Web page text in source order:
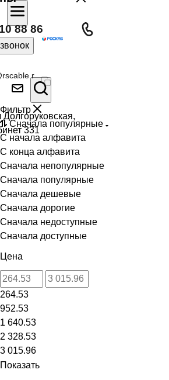
88 86
331
Фильтр
Сначала популярные
С начала алфавита
С конца алфавита
Сначала непопулярные
Сначала популярные
Сначала дешевые
Сначала дорогие
Сначала недоступные
Сначала доступные
Цена
264.53
952.53
1 640.53
2 328.53
3 015.96
Показать